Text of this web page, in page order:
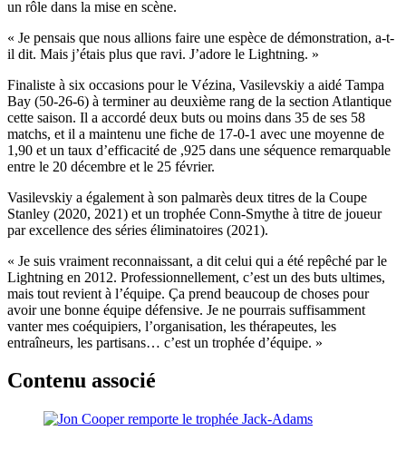
un rôle dans la mise en scène.
« Je pensais que nous allions faire une espèce de démonstration, a-t-
il dit. Mais j’étais plus que ravi. J’adore le Lightning. »
Finaliste à six occasions pour le Vézina, Vasilevskiy a aidé Tampa
Bay (50-26-6) à terminer au deuxième rang de la section Atlantique
cette saison. Il a accordé deux buts ou moins dans 35 de ses 58
matchs, et il a maintenu une fiche de 17-0-1 avec une moyenne de
1,90 et un taux d’efficacité de ,925 dans une séquence remarquable
entre le 20 décembre et le 25 février.
Vasilevskiy a également à son palmarès deux titres de la Coupe
Stanley (2020, 2021) et un trophée Conn-Smythe à titre de joueur
par excellence des séries éliminatoires (2021).
« Je suis vraiment reconnaissant, a dit celui qui a été repêché par le
Lightning en 2012. Professionnellement, c’est un des buts ultimes,
mais tout revient à l’équipe. Ça prend beaucoup de choses pour
avoir une bonne équipe défensive. Je ne pourrais suffisamment
vanter mes coéquipiers, l’organisation, les thérapeutes, les
entraîneurs, les partisans… c’est un trophée d’équipe. »
Contenu associé